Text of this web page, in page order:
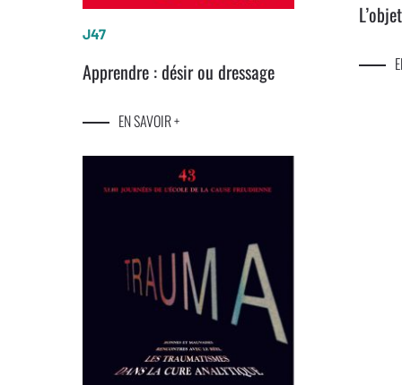
J47
Apprendre : désir ou dressage
EN SAVOIR +